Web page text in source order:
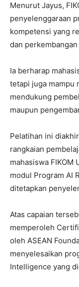
Menurut Jayus,
penyelenggaraan
kompetensi yang
dan
Ia berharap
tetapi juga mampu
mendukung
maupun
Pelatihan ini
rangkaian
mahasiswa FIKOM
modul Program AI
ditetapkan
Atas capaian
memperoleh
oleh ASEAN
menyelesaikan
Intelligence yang